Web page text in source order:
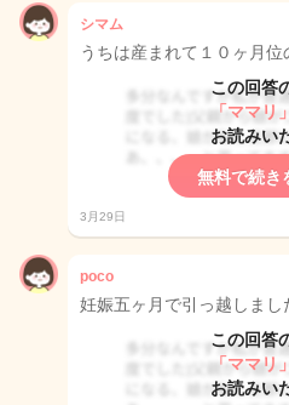
シマム
うちは産まれて１０ヶ月位
この回答
「ママリ
お読みい
無料で続き
3月29日
poco
妊娠五ヶ月で引っ越しまし
この回答
「ママリ
お読みい